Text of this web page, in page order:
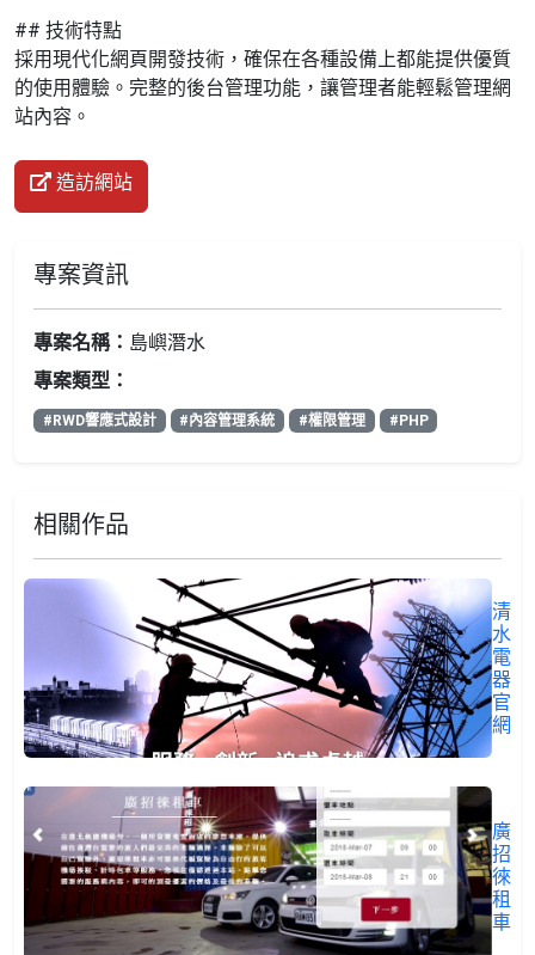
## 技術特點
採用現代化網頁開發技術，確保在各種設備上都能提供優質
的使用體驗。完整的後台管理功能，讓管理者能輕鬆管理網
站內容。
造訪網站
專案資訊
專案名稱： 島嶼潛水
專案類型：
#RWD響應式設計 #內容管理系統 #權限管理 #PHP
相關作品
清
水
電
器
官
網
廣
招
徠
租
車